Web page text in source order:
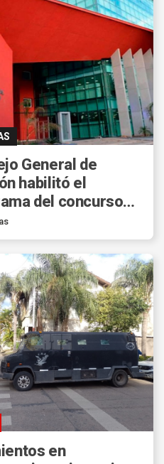
General de
habilitó el
del concurso
directivos
en